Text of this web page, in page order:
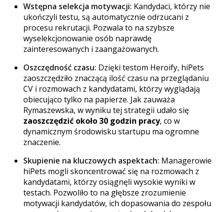
Wstępna selekcja motywacji: Kandydaci, którzy nie
ukończyli testu, są automatycznie odrzucani z
procesu rekrutacji. Pozwala to na szybsze
wyselekcjonowanie osób naprawdę
zainteresowanych i zaangażowanych.
Oszczędność czasu: Dzięki testom Heroify, hiPets
zaoszczędziło znaczącą ilość czasu na przeglądaniu
CV i rozmowach z kandydatami, którzy wyglądają
obiecująco tylko na papierze. Jak zauważa
Rymaszewska, w wyniku tej strategii udało się
zaoszczędzić około 30 godzin pracy, co w
dynamicznym środowisku startupu ma ogromne
znaczenie.
Skupienie na kluczowych aspektach: Managerowie
hiPets mogli skoncentrować się na rozmowach z
kandydatami, którzy osiągnęli wysokie wyniki w
testach. Pozwoliło to na głębsze zrozumienie
motywacji kandydatów, ich dopasowania do zespołu